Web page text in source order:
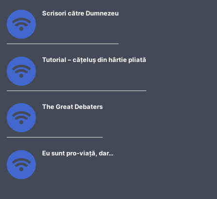
Scrisori către Dumnezeu
Tutorial – cățeluș din hârtie pliată
The Great Debaters
Eu sunt pro-viață, dar…